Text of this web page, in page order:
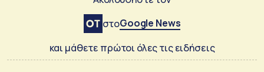
στοGoogle News
και μάθετε πρώτοι όλες τις ειδήσεις